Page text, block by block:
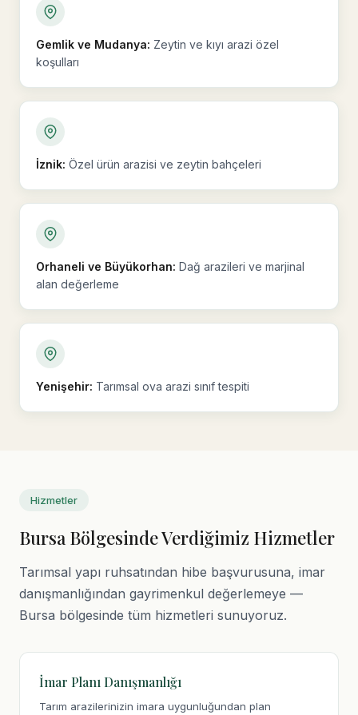
Gemlik ve Mudanya: Zeytin ve kıyı arazi özel
koşulları
İznik: Özel ürün arazisi ve zeytin bahçeleri
Orhaneli ve Büyükorhan: Dağ arazileri ve marjinal
alan değerleme
Yenişehir: Tarımsal ova arazi sınıf tespiti
Hizmetler
Bursa Bölgesinde Verdiğimiz Hizmetler
Tarımsal yapı ruhsatından hibe başvurusuna, imar
danışmanlığından gayrimenkul değerlemeye —
Bursa bölgesinde tüm hizmetleri sunuyoruz.
İmar Planı Danışmanlığı
Tarım arazilerinizin imara uygunluğundan plan